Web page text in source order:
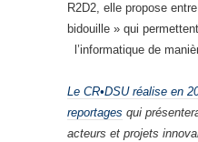
R2D2, elle propose
bidouille » qui
l’informatique de
Le CR•DSU réalise en
reportages qui
acteurs et projets